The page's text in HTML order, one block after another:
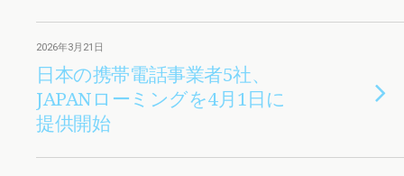
2026年3月21日
日本の携帯電話事業者5社、
JAPANローミングを4月1日に
提供開始